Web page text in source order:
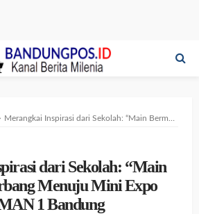
Merangkai Inspirasi dari Sekolah: “Main Bermain”, Gerbang Menuju Mini Expo Jaya 2025 di SMAN 1 Bandung
dari Sekolah: “Main
Menuju Mini Expo
1 Bandung